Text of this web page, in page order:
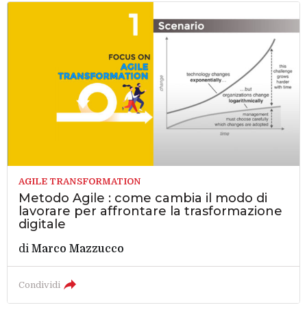
AGILE TRANSFORMATION
Metodo Agile : come cambia il modo di
lavorare per affrontare la trasformazione
digitale
diMarco Mazzucco
Condividi